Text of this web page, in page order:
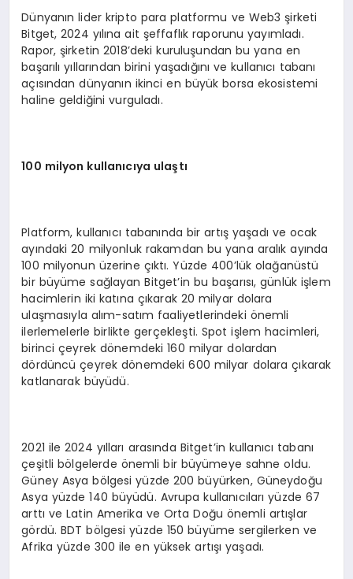
Dünyanın lider kripto para platformu ve Web3 şirketi
Bitget, 2024 yılına ait şeffaflık raporunu yayımladı.
Rapor, şirketin 2018’deki kuruluşundan bu yana en
başarılı yıllarından birini yaşadığını ve kullanıcı tabanı
açısından dünyanın ikinci en büyük borsa ekosistemi
haline geldiğini vurguladı.
100 milyon kullanıcıya ulaştı
Platform, kullanıcı tabanında bir artış yaşadı ve ocak
ayındaki 20 milyonluk rakamdan bu yana aralık ayında
100 milyonun üzerine çıktı. Yüzde 400’lük olağanüstü
bir büyüme sağlayan Bitget’in bu başarısı, günlük işlem
hacimlerin iki katına çıkarak 20 milyar dolara
ulaşmasıyla alım-satım faaliyetlerindeki önemli
ilerlemelerle birlikte gerçekleşti. Spot işlem hacimleri,
birinci çeyrek dönemdeki 160 milyar dolardan
dördüncü çeyrek dönemdeki 600 milyar dolara çıkarak
katlanarak büyüdü.
2021 ile 2024 yılları arasında Bitget’in kullanıcı tabanı
çeşitli bölgelerde önemli bir büyümeye sahne oldu.
Güney Asya bölgesi yüzde 200 büyürken, Güneydoğu
Asya yüzde 140 büyüdü. Avrupa kullanıcıları yüzde 67
arttı ve Latin Amerika ve Orta Doğu önemli artışlar
gördü. BDT bölgesi yüzde 150 büyüme sergilerken ve
Afrika yüzde 300 ile en yüksek artışı yaşadı.